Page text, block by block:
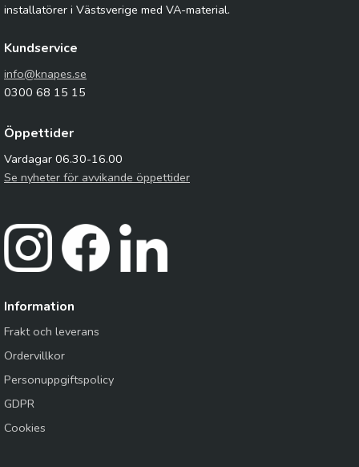
installatörer i Västsverige med VA-material.
Kundservice
info@knapes.se
0300 68 15 15
Öppettider
Vardagar 06.30-16.00
Se nyheter för avvikande öppettider
Information
Frakt och leverans
Ordervillkor
Personuppgiftspolicy
GDPR
Cookies